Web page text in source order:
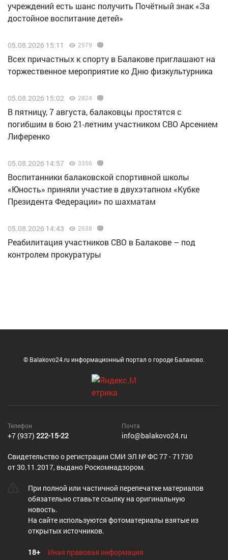
учреждений есть шанс получить Почётный знак «За
достойное воспитание детей»
05.08.2026 15:11 2579
Всех причастных к спорту в Балакове приглашают на
торжественное мероприятие ко Дню физкультурника
05.08.2026 15:02 2824
В пятницу, 7 августа, балаковцы простятся с
погибшим в бою 21-летним участником СВО Арсением
Лиференко
05.08.2026 14:57 3356
Воспитанники балаковской спортивной школы
«Юность» приняли участие в двухэтапном «Кубке
Президента Федерации» по шахматам
05.08.2026 14:43 2638
Реабилитация участников СВО в Балакове – под
контролем прокуратуры
© Balakovo24.ru информационный портал о городе Балаково.
Телефон
+7 (937) 222-15-22
Почта
info@balakovo24.ru
Cвидетельство о регистрации СМИ ЭЛ № ФС 77 - 71730
от 30.11.2017, выдано Роскомнадзором.
При полной или частичной перепечатке материалов
обязательно ставьте ссылку на оригинальную
новость.
На сайте используются фотоматериалы взятые из
открытых источников.
18+ Иная правовая информация